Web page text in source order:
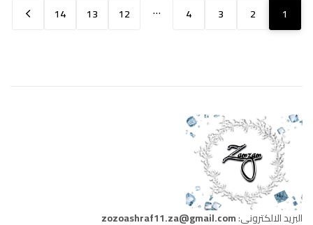
1
2
3
4
…
12
13
14
البريد الالكتروني:zozoashraf11.za@gmail.com